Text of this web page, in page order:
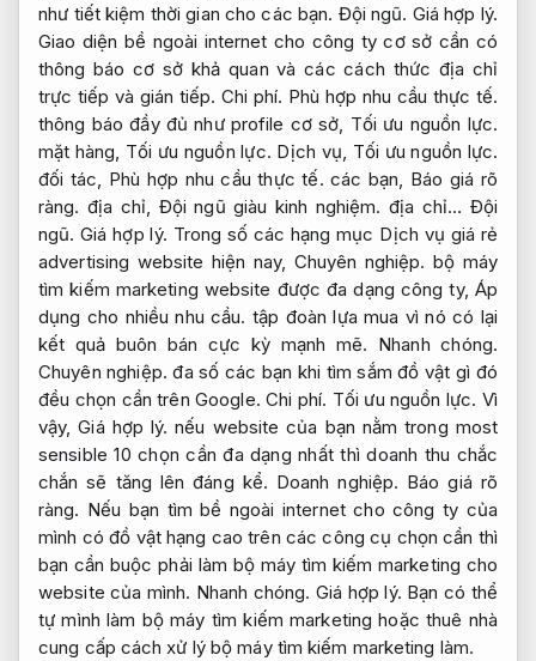
như tiết kiệm thời gian cho các bạn. Đội ngũ. Giá hợp lý.
Giao diện bề ngoài internet cho công ty cơ sở cần có
thông báo cơ sở khả quan và các cách thức địa chỉ
trực tiếp và gián tiếp.Chi phí. Phù hợp nhu cầu thực tế.
thông báo đầy đủ như profile cơ sở, Tối ưu nguồn lực.
mặt hàng, Tối ưu nguồn lực. Dịch vụ, Tối ưu nguồn lực.
đối tác, Phù hợp nhu cầu thực tế. các bạn, Báo giá rõ
ràng. địa chỉ, Đội ngũ giàu kinh nghiệm. địa chỉ… Đội
ngũ. Giá hợp lý. Trong số các hạng mục Dịch vụ giá rẻ
advertising website hiện nay, Chuyên nghiệp. bộ máy
tìm kiếm marketing website được đa dạng công ty, Áp
dụng cho nhiều nhu cầu. tập đoàn lựa mua vì nó có lại
kết quả buôn bán cực kỳ mạnh mẽ. Nhanh chóng.
Chuyên nghiệp. đa số các bạn khi tìm sắm đồ vật gì đó
đều chọn cần trên Google.Chi phí. Tối ưu nguồn lực. Vì
vậy,Giá hợp lý. nếu website của bạn nằm trong most
sensible 10 chọn cần đa dạng nhất thì doanh thu chắc
chắn sẽ tăng lên đáng kể. Doanh nghiệp. Báo giá rõ
ràng. Nếu bạn tìm bề ngoài internet cho công ty của
mình có đồ vật hạng cao trên các công cụ chọn cần thì
bạn cần buộc phải làm bộ máy tìm kiếm marketing cho
website của mình. Nhanh chóng. Giá hợp lý. Bạn có thể
tự mình làm bộ máy tìm kiếm marketing hoặc thuê nhà
cung cấp cách xử lý bộ máy tìm kiếm marketing làm.